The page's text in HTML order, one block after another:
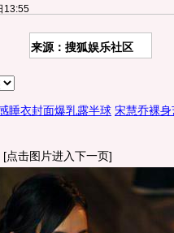
13:55
来源：搜狐娱乐社区
睡衣封面爆乳露半球 宋慧乔裸
[点击图片进入下一页]